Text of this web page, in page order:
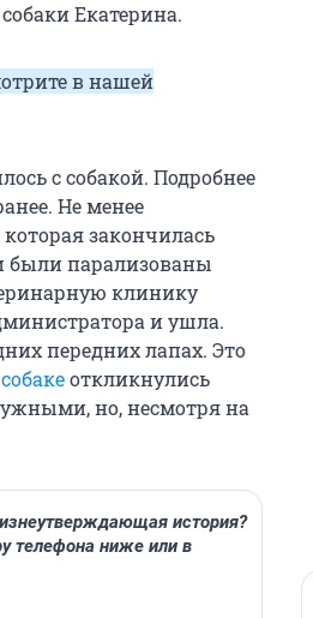
Екатерина.
в нашей
с собакой. Подробнее
Не менее
закончилась
были парализованы
клинику
и ушла.
передних лапах. Это
откликнулись
но, несмотря на
история?
телефона ниже или в